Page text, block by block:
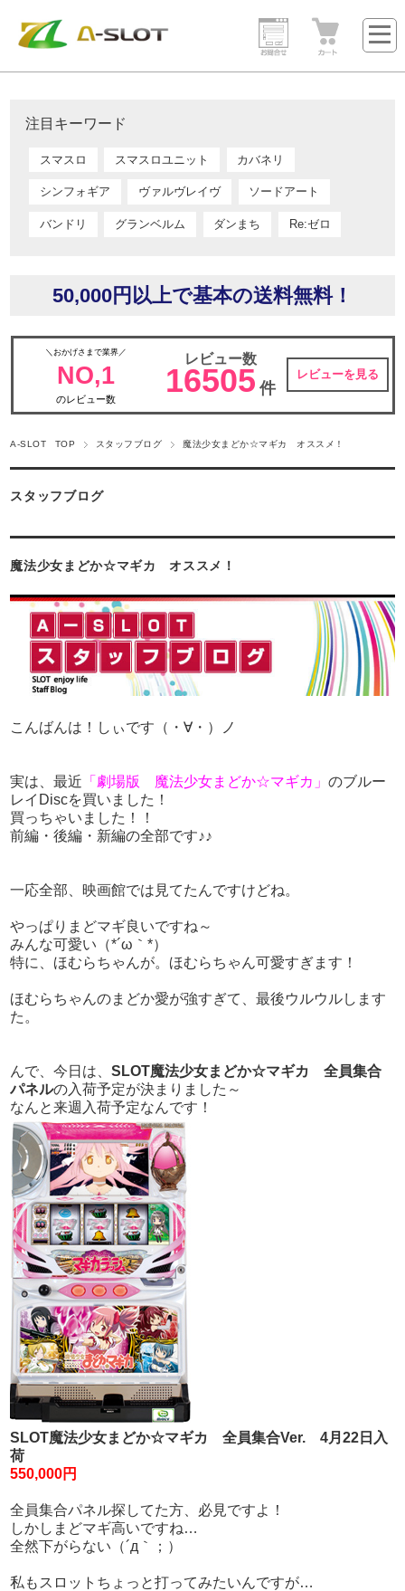
注目キーワード
スマスロ スマスロユニット カバネリ
シンフォギア ヴァルヴレイヴ ソードアート
バンドリ グランベルム ダンまち Re:ゼロ
50,000円以上で基本の送料無料！
＼おかげさまで業界／
NO,1
のレビュー数
レビュー数
16505 件
レビューを見る
A-SLOT TOP スタッフブログ 魔法少女まどか☆マギカ オススメ！
スタッフブログ
魔法少女まどか☆マギカ オススメ！
こんばんは！しぃです（・∀・）ノ
実は、最近 「劇場版 魔法少女まどか☆マギカ」のブルー
レイDiscを買いました！
買っちゃいました！！
前編・後編・新編の全部です♪♪
一応全部、映画館では見てたんですけどね。
やっぱりまどマギ良いですね～
みんな可愛い（*´ω｀*）
特に、ほむらちゃんが。ほむらちゃん可愛すぎます！
ほむらちゃんのまどか愛が強すぎて、最後ウルウルします
た。
んで、今日は、SLOT魔法少女まどか☆マギカ 全員集合
パネルの入荷予定が決まりました～
なんと来週入荷予定なんです！
SLOT魔法少女まどか☆マギカ 全員集合Ver. 4月22日入
荷
550,000円
全員集合パネル探してた方、必見ですよ！
しかしまどマギ高いですね…
全然下がらない（´д｀；）
私もスロットちょっと打ってみたいんですが…